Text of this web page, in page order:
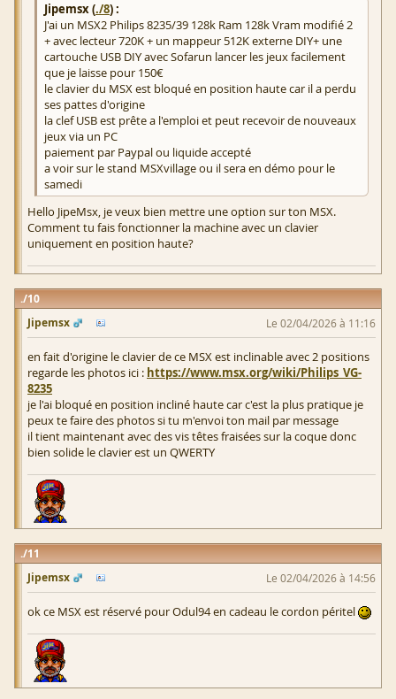
Jipemsx (./8) :
J'ai un MSX2 Philips 8235/39 128k Ram 128k Vram modifié 2
+ avec lecteur 720K + un mappeur 512K externe DIY+ une
cartouche USB DIY avec Sofarun lancer les jeux facilement
que je laisse pour 150€
le clavier du MSX est bloqué en position haute car il a perdu
ses pattes d'origine
la clef USB est prête a l'emploi et peut recevoir de nouveaux
jeux via un PC
paiement par Paypal ou liquide accepté
a voir sur le stand MSXvillage ou il sera en démo pour le
samedi
Hello JipeMsx, je veux bien mettre une option sur ton MSX.
Comment tu fais fonctionner la machine avec un clavier
uniquement en position haute?
10
Jipemsx
Le 02/04/2026 à 11:16
en fait d'origine le clavier de ce MSX est inclinable avec 2 positions
regarde les photos ici : https://www.msx.org/wiki/Philips_VG-
8235
je l'ai bloqué en position incliné haute car c'est la plus pratique je
peux te faire des photos si tu m'envoi ton mail par message
il tient maintenant avec des vis têtes fraisées sur la coque donc
bien solide le clavier est un QWERTY
11
Jipemsx
Le 02/04/2026 à 14:56
ok ce MSX est réservé pour Odul94 en cadeau le cordon péritel